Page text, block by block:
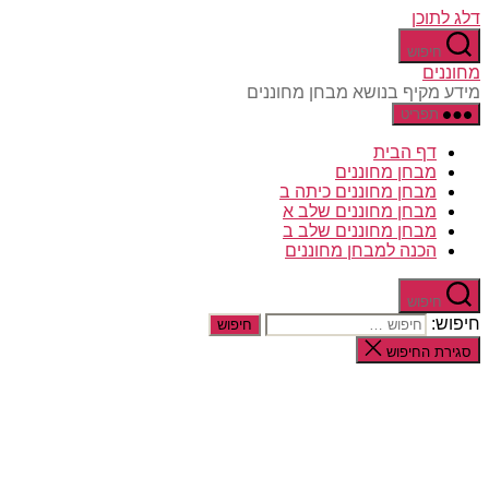
דלג לתוכן
חיפוש
מחוננים
מידע מקיף בנושא מבחן מחוננים
תפריט
דף הבית
מבחן מחוננים
מבחן מחוננים כיתה ב
מבחן מחוננים שלב א
מבחן מחוננים שלב ב
הכנה למבחן מחוננים
חיפוש
חיפוש:
סגירת החיפוש